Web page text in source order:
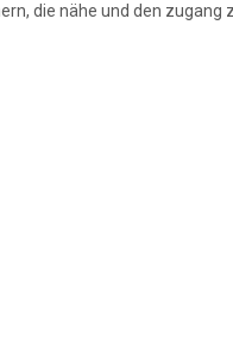
die nähe und den zugang